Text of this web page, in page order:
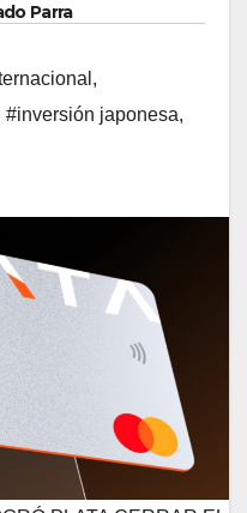
Parra
,
#inversión japonesa,